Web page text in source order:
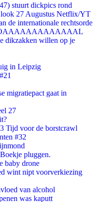
stuurt dickpics rond
27 Augustus Netflix/YT
de internationale rechtsorde
dikzakken willen op je
in Leipzig
migratiepact gaat in
27
Tijd voor de borstcrawl
#32
pluggen.
baby drone
wint nipt voorverkiezing
van alcohol
was kaputt